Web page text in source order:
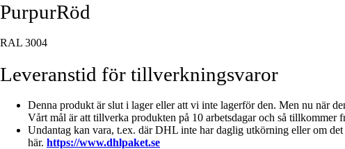
PurpurRöd
RAL 3004
Leveranstid för tillverkningsvaror
Denna produkt är slut i lager eller att vi inte lagerför den. Men nu när
Vårt mål är att tillverka produkten på 10 arbetsdagar och så tillkommer
Undantag kan vara, t.ex. där DHL inte har daglig utkörning eller om
här. https://www.dhlpaket.se